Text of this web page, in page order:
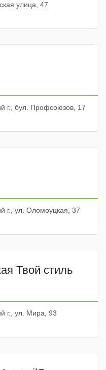
улица, 47
г., бул. Профсоюзов, 17
г., ул. Оломоуцкая, 37
Твой стиль
г., ул. Мира, 93